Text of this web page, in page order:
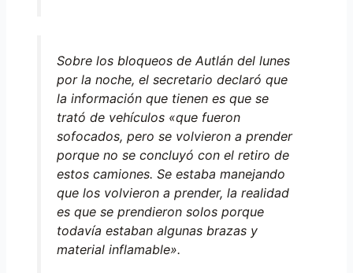
Sobre los bloqueos de Autlán del lunes
por la noche, el secretario declaró que
la información que tienen es que se
trató de vehículos «que fueron
sofocados, pero se volvieron a prender
porque no se concluyó con el retiro de
estos camiones. Se estaba manejando
que los volvieron a prender, la realidad
es que se prendieron solos porque
todavía estaban algunas brazas y
material inflamable».